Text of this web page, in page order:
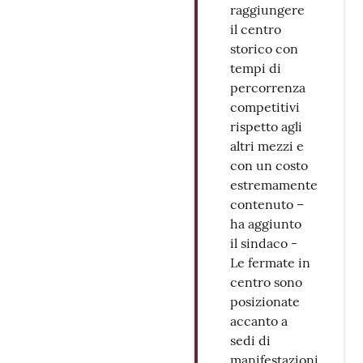
raggiungere
il centro
storico con
tempi di
percorrenza
competitivi
rispetto agli
altri mezzi e
con un costo
estremamente
contenuto –
ha aggiunto
il sindaco -
Le fermate in
centro sono
posizionate
accanto a
sedi di